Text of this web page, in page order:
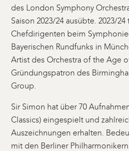
des London Symphony
Saison 2023/24 ausübte. 2023/
Chefdirigenten beim
Bayerischen Rundfunks in
Artist des Orchestra of the Age
Gründungspatron des
Group.
Sir Simon hat über 70
Classics) eingespielt und
Auszeichnungen erhalten.
mit den Berliner